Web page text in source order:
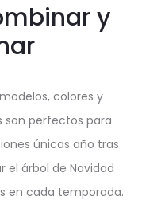
y
colores y
son perfectos para
únicas año tras
el árbol de Navidad
en cada temporada.